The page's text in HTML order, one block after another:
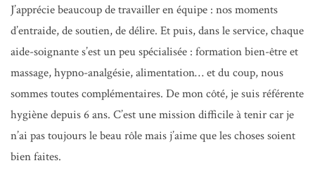
J’apprécie beaucoup de travailler en équipe : nos moments
d’entraide, de soutien, de délire. Et puis, dans le service, chaque
aide-soignante s’est un peu spécialisée : formation bien-être et
massage, hypno-analgésie, alimentation… et du coup, nous
sommes toutes complémentaires. De mon côté, je suis référente
hygiène depuis 6 ans. C’est une mission difficile à tenir car je
n’ai pas toujours le beau rôle mais j’aime que les choses soient
bien faites.